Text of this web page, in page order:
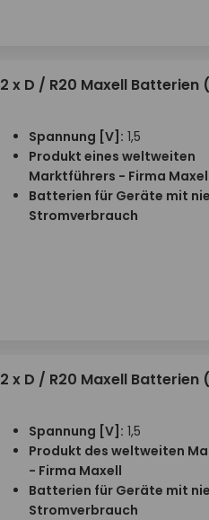
2 x D / R20 Maxell Batterien
Spannung [V]: 1,5
Produkt eines weltweiten
Marktführers - Firma
Batterien für Geräte mit
Stromverbrauch
2 x D / R20 Maxell Batterien
Spannung [V]: 1,5
Produkt des weltweiten
- Firma Maxell
Batterien für Geräte mit
Stromverbrauch